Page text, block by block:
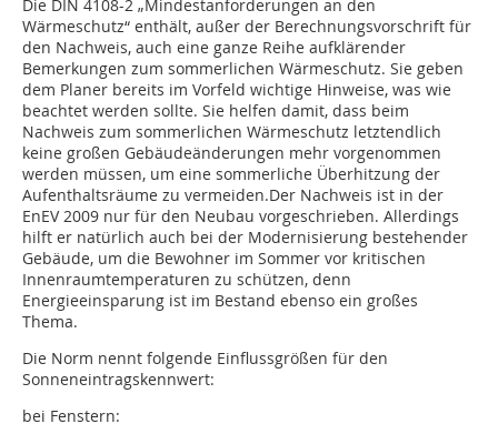
Die DIN 4108-2 „Mindestanforderungen an den
Wärmeschutz“ enthält, außer der Berechnungsvorschrift für
den Nachweis, auch eine ganze Reihe aufklärender
Bemerkungen zum sommerlichen Wärmeschutz. Sie geben
dem Planer bereits im Vorfeld wichtige Hinweise, was wie
beachtet werden sollte. Sie helfen damit, dass beim
Nachweis zum sommerlichen Wärmeschutz letztendlich
keine großen Gebäudeänderungen mehr vorgenommen
werden müssen, um eine sommerliche Überhitzung der
Aufenthaltsräume zu vermeiden.Der Nachweis ist in der
EnEV 2009 nur für den Neubau vorgeschrieben. Allerdings
hilft er natürlich auch bei der Modernisierung bestehender
Gebäude, um die Bewohner im Sommer vor kritischen
Innenraumtemperaturen zu schützen, denn
Energieeinsparung ist im Bestand ebenso ein großes
Thema.
Die Norm nennt folgende Einflussgrößen für den
Sonneneintragskennwert:
bei Fenstern: